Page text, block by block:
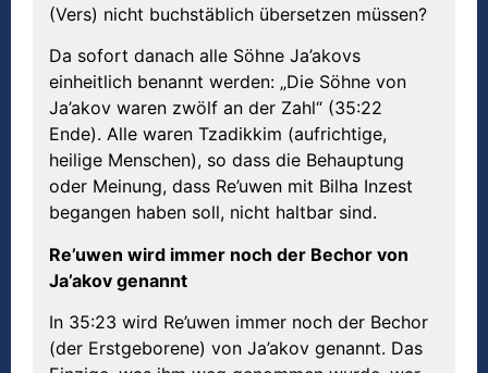
(Vers) nicht buchstäblich übersetzen müssen?
Da sofort danach alle Söhne Ja’akovs
einheitlich benannt werden: „Die Söhne von
Ja’akov waren zwölf an der Zahl“ (35:22
Ende). Alle waren Tzadikkim (aufrichtige,
heilige Menschen), so dass die Behauptung
oder Meinung, dass Re’uwen mit Bilha Inzest
begangen haben soll, nicht haltbar sind.
Re’uwen wird immer noch der Bechor von
Ja’akov genannt
In 35:23 wird Re’uwen immer noch der Bechor
(der Erstgeborene) von Ja’akov genannt. Das